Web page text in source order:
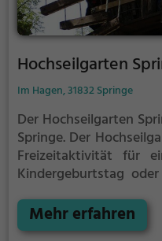
Hochseilgarten
Im Hagen, 31832 Springe
Der Hochseilgarten
Springe. Der
Freizeitaktivität für
Kindergeburtstag
Erdboden erwartet
und Erlebnis. Der
Mehr erfahren